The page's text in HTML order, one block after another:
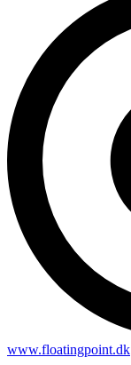
www.floatingpoint.dk